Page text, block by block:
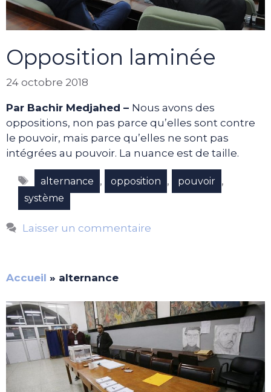
Opposition laminée
24 octobre 2018
Par Bachir Medjahed – Nous avons des
oppositions, non pas parce qu’elles sont contre
le pouvoir, mais parce qu’elles ne sont pas
intégrées au pouvoir. La nuance est de taille.
Étiquettes
alternance , opposition , pouvoir ,
système
Laisser un commentaire
Accueil » alternance